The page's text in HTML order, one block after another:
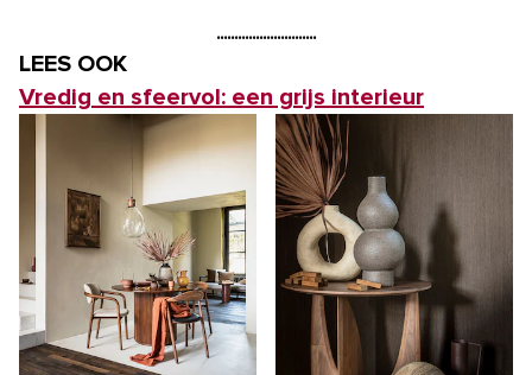
LEES OOK
Vredig en sfeervol: een grijs interieur